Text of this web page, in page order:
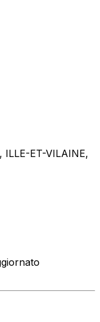
ILLE-ET-VILAINE,